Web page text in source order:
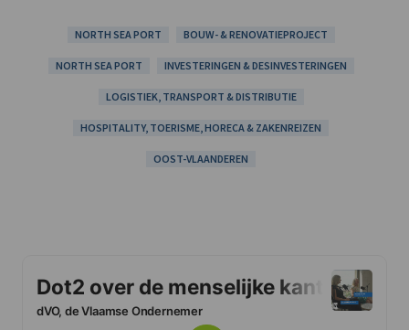
NORTH SEA PORT BOUW- & RENOVATIEPROJECT
NORTH SEA PORT INVESTERINGEN & DESINVESTERINGEN
LOGISTIEK, TRANSPORT & DISTRIBUTIE
HOSPITALITY, TOERISME, HORECA & ZAKENREIZEN
OOST-VLAANDEREN